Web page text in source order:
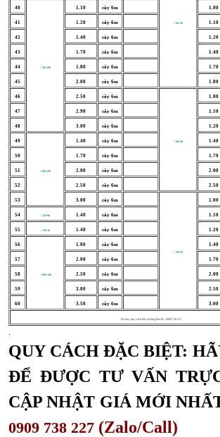
□ 30×30
40
□ 50×100
1.10 cây 6m 1.00
41 1.20 cây 6m 1.10
42 1.40 cây 6m 1.20
43 1.70 cây 6m 1.40
44 1.80 cây 6m 1.70
45 2.00 cây 6m 1.80
46 2.50 cây 6m
□ 40×40
1.00
47 2.90 cây 6m 1.10
48 3.00 cây 6m 1.20
49
□ 60×120
1.40 cây 6m 1.40
50 1.70 cây 6m 1.70
51 2.00 cây 6m 2.00
52 2.50 cây 6m 2.50
53 3.00 cây 6m
□ 50*50
1.00
54 □ 30×90 1.40 cây 6m 1.10
55 □ 38×38 1.40 cây 6m 1.20
56
□ 100×100
1.80 cây 6m 1.40
57 2.00 cây 6m 1.70
58 2.50 cây 6m 2.00
59 3.00 cây 6m 2.50
60 3.50 cây 6m 3.00
Độ dày, quy cách lớn vui lòng liên hệ : 0909 738 227
.
QUY CÁCH ĐẶC BIỆT:
ĐỂ ĐƯỢC TƯ VẤN
CẬP NHẬT GIÁ MỚI
0909 738 227 (Zalo/Call)